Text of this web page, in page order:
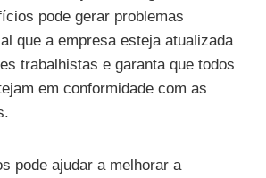
pode gerar problemas
que a empresa esteja atualizada
trabalhistas e garanta que todos
em conformidade com as
pode ajudar a melhorar a